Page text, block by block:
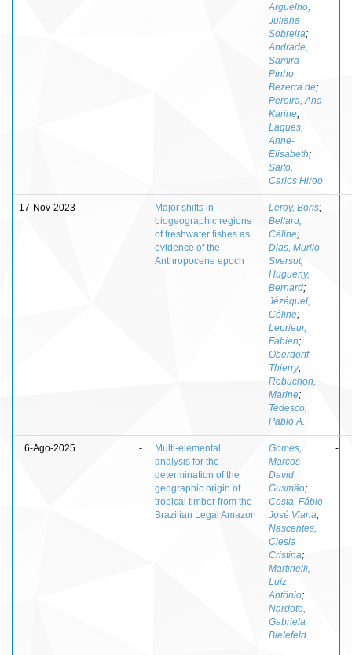
Arguelho,
Juliana
Sobreira;
Andrade,
Samira
Pinho
Bezerra de;
Pereira, Ana
Karine;
Laques,
Anne-
Elisabeth;
Saito,
Carlos Hiroo
17-Nov-2023 -
Major shifts in
biogeographic regions
of freshwater fishes as
evidence of the
Anthropocene epoch
Leroy, Boris;
Bellard,
Céline;
Dias, Murilo
Sversut;
Hugueny,
Bernard;
Jézéquel,
Céline;
Leprieur,
Fabien;
Oberdorff,
Thierry;
Robuchon,
Marine;
Tedesco,
Pablo A.
-
6-Ago-2025 -
Multi-elemental
analysis for the
determination of the
geographic origin of
tropical timber from the
Brazilian Legal Amazon
Gomes,
Marcos
David
Gusmão;
Costa, Fábio
José Viana;
Nascentes,
Clesia
Cristina;
Martinelli,
Luiz
Antônio;
Nardoto,
Gabriela
Bielefeld
-